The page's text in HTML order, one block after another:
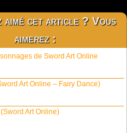
aimé cet article ? Vous
aimerez :
de Sword Art Online
Art Online – Fairy Dance)
Art Online)